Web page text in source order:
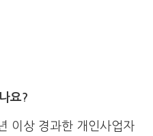
요?
이상 경과한 개인사업자